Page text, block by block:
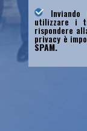
utilizzare i
rispondere
privacy è
SPAM.